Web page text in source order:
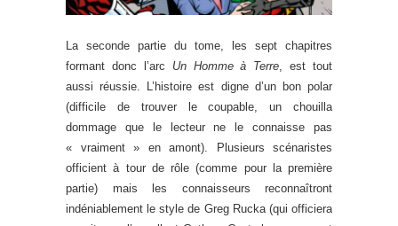
La seconde partie du tome, les sept chapitres
formant donc l’arc Un Homme à Terre, est tout
aussi réussie. L’histoire est digne d’un bon polar
(difficile de trouver le coupable, un chouilla
dommage que le lecteur ne le connaisse pas
« vraiment » en amont). Plusieurs scénaristes
officient à tour de rôle (comme pour la première
partie) mais les connaisseurs reconnaîtront
indéniablement le style de Greg Rucka (qui officiera